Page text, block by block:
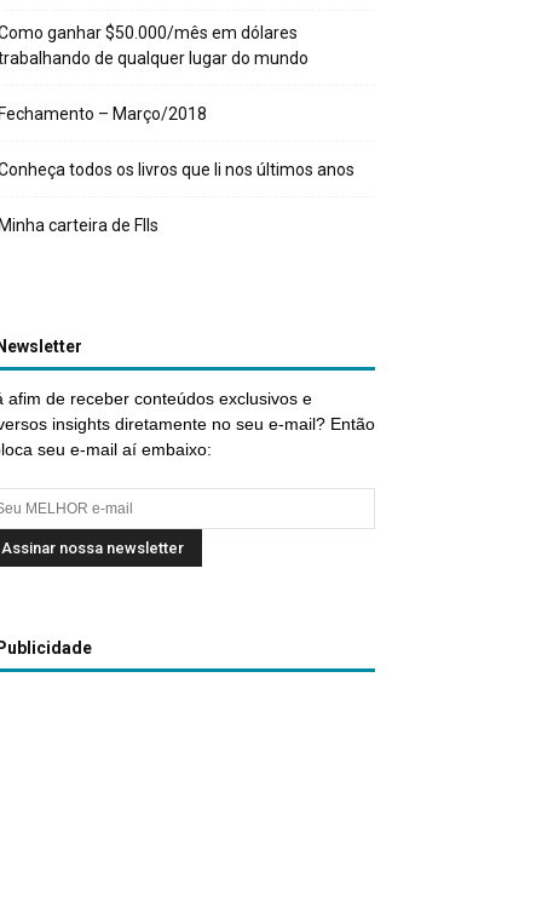
ganhar $50.000/mês em dólares
de qualquer lugar do mundo
Fechamento – Março/2018
todos os livros que li nos últimos anos
Minha carteira de FIIs
Newsletter
afim de receber conteúdos exclusivos e
insights diretamente no seu e-mail? Então
seu e-mail aí embaixo:
Publicidade